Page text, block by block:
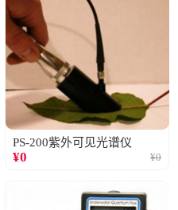
PS-200紫外可见光谱仪
¥0 ¥0